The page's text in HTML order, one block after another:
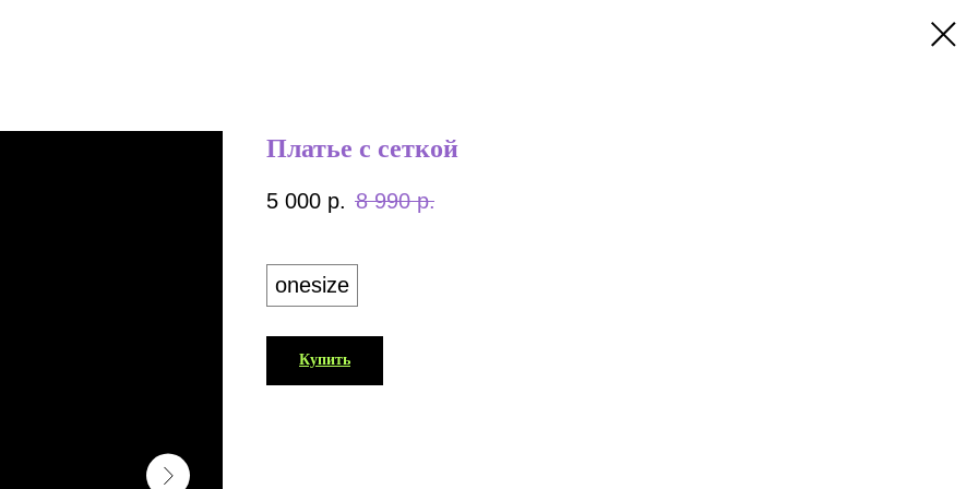
Платье с сеткой
5 000 р. 8 990 р.
onesize
Купить